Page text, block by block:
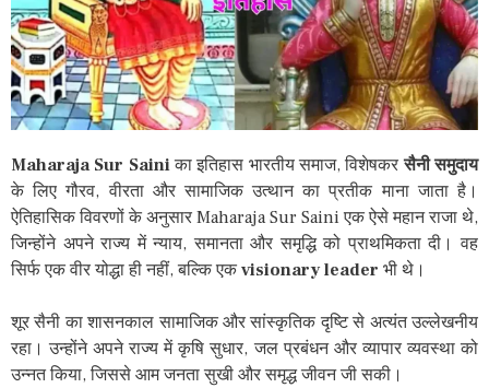
Maharaja Sur Sainiका इतिहास भारतीय समाज, विशेषकरसैनी समुदाय
के लिए गौरव, वीरता और सामाजिक उत्थान का प्रतीक माना जाता है।
ऐतिहासिक विवरणों के अनुसार Maharaja Sur Saini एक ऐसे महान राजा थे,
जिन्होंने अपने राज्य में न्याय, समानता और समृद्धि को प्राथमिकता दी। वह
सिर्फ एक वीर योद्धा ही नहीं, बल्कि एक visionary leader भी थे।
शूर सैनी का शासनकाल सामाजिक और सांस्कृतिक दृष्टि से अत्यंत उल्लेखनीय
रहा। उन्होंने अपने राज्य में कृषि सुधार, जल प्रबंधन और व्यापार व्यवस्था को
उन्नत किया, जिससे आम जनता सुखी और समृद्ध जीवन जी सकी।